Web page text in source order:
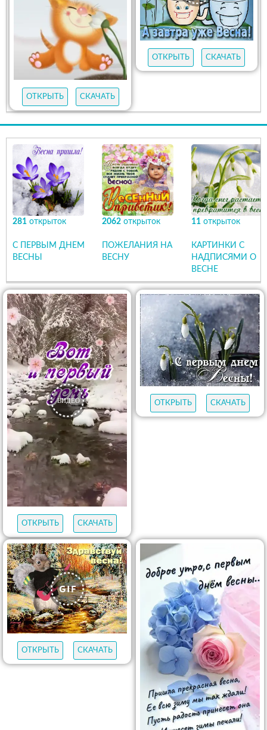
ОТКРЫТЬ СКАЧАТЬ
ОТКРЫТЬ СКАЧАТЬ
281 открыток
С ПЕРВЫМ ДНЕМ
ВЕСНЫ
2062 открыток
ПОЖЕЛАНИЯ НА
ВЕСНУ
11 открыток
КАРТИНКИ С
НАДПИСЯМИ О
ВЕСНЕ
ОТКРЫТЬ СКАЧАТЬ
ОТКРЫТЬ СКАЧАТЬ
ОТКРЫТЬ СКАЧАТЬ